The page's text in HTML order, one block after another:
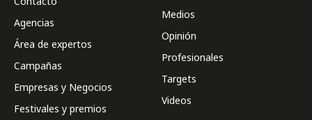
Agencias
Área de expertos
Campañas
Empresas y Negocios
Festivales y premios
Medios
Opinión
Profesionales
Targets
Videos